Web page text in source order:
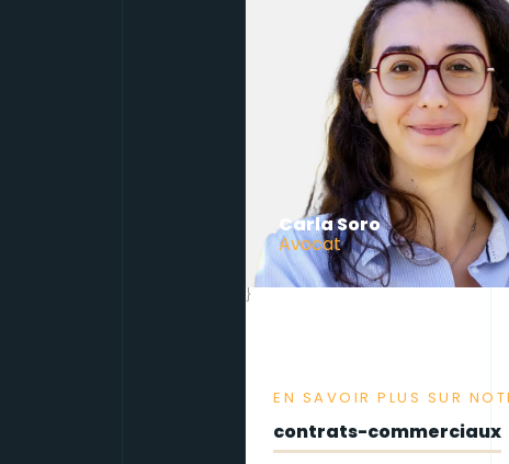
Carla Soro
Avocat
}
EN SAVOIR PLUS SUR
contrats-commerciaux